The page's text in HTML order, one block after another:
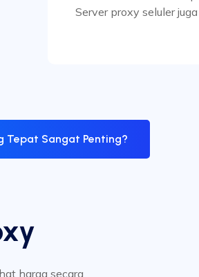
Server proxy seluler
Tepat Sangat Penting?
harga secara